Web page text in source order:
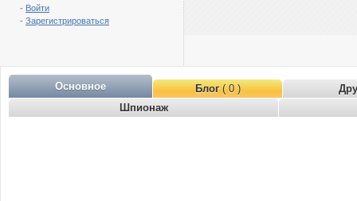
- Войти
- Зарегистрироваться
Основное Блог( 0 )
Шпионаж